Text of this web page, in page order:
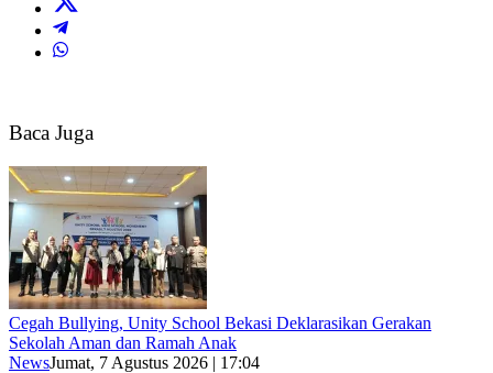
Baca Juga
Cegah Bullying, Unity School Bekasi Deklarasikan Gerakan
Sekolah Aman dan Ramah Anak
NewsJumat, 7 Agustus 2026 | 17:04